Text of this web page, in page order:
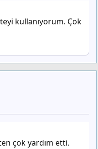
kullanıyorum. Çok
çok yardım etti.